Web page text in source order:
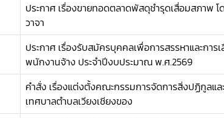
ประกาศ เรื่องขายทอดตลาดพัสดุชำรุดเสื่อมสภาพ โ
วาจา
ประกาศ เรื่องรับสมัครบุคคลเพื่อการสรรหาและการ
พนักงานจ้าง ประจำปีงบประมาณ พ.ศ.2569
คำสั่ง เรื่องแต่งตั้งคณะกรรมการจัดการสิ่งปฏิกูลแ
เทศบาลตำบลเวียงเชียงของ